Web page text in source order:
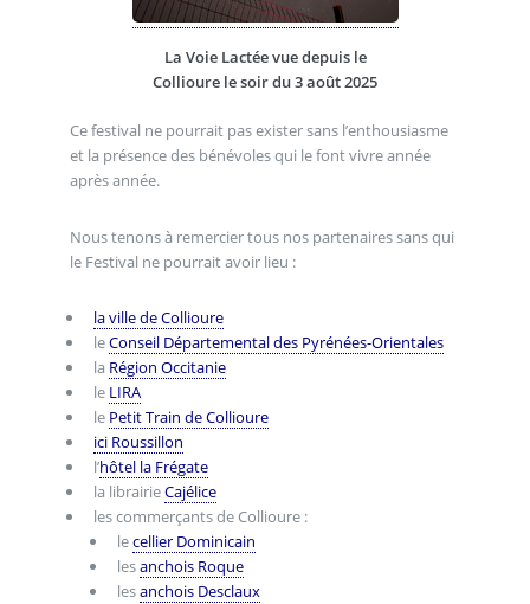
La Voie Lactée vue depuis le
Collioure le soir du 3 août 2025
Ce festival ne pourrait pas exister sans l’enthousiasme
et la présence des bénévoles qui le font vivre année
après année.
Nous tenons à remercier tous nos partenaires sans qui
le Festival ne pourrait avoir lieu :
la ville de Collioure
leConseil Départemental des Pyrénées-Orientales
la Région Occitanie
le LIRA
le Petit Train de Collioure
ici Roussillon
l’hôtel la Frégate
la librairieCajélice
les commerçants de Collioure :
lecellier Dominicain
lesanchois Roque
lesanchois Desclaux